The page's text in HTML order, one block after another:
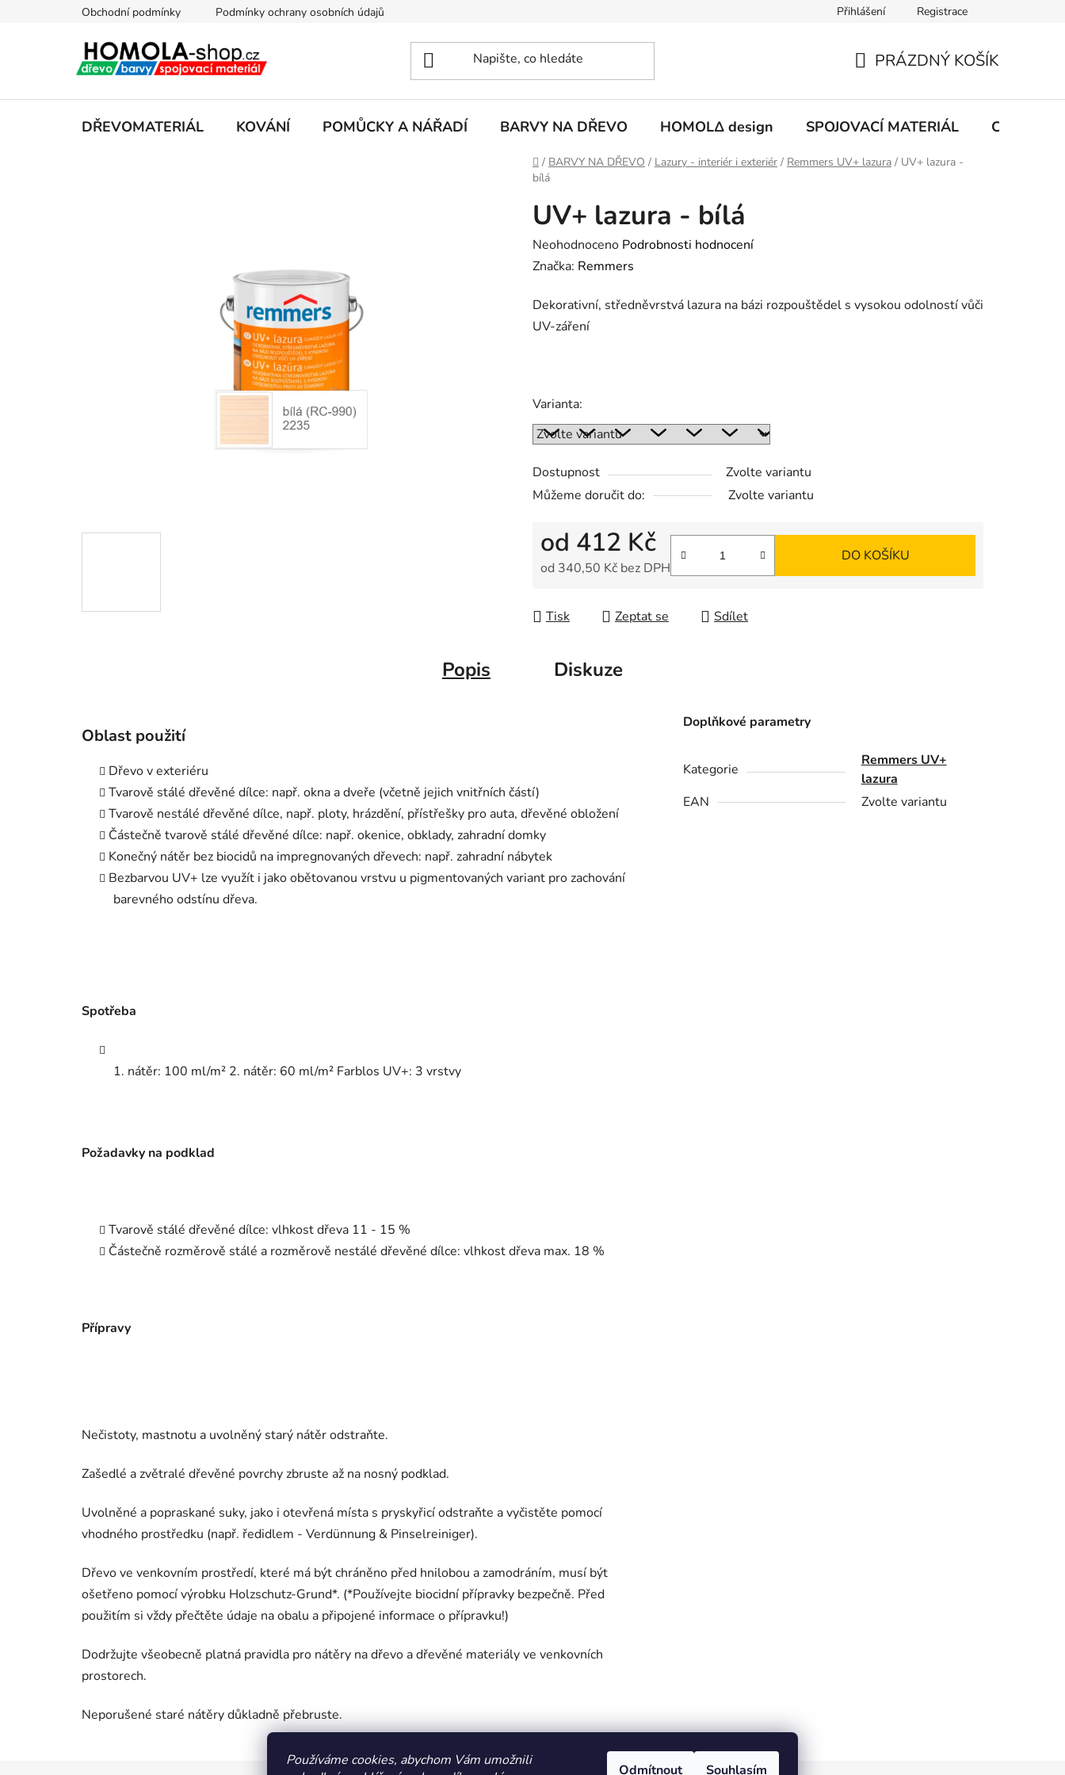
Používáme cookies, abychom Vám umožnili
Odmítnout Souhlasím
Obchodní podmínky Podmínky ochrany osobních údajů Přihlášení Registrace
KOŠÍK
PRÁZDNÝ KOŠÍK
DŘEVOMATERIÁL KOVÁNÍ POMŮCKY A NÁŘADÍ BARVY NA DŘEVO HOMOLΔ design SPOJOVACÍ MATERIÁL CHEMIE
Domů
/ BARVY NA DŘEVO / Lazury - interiér i exteriér / Remmers UV+ lazura / UV+ lazura -
bílá
UV+ lazura - bílá
Průměrné
hodnocení
je
0,0
Neohodnoceno Podrobnosti hodnocení
Značka: Remmers
Dekorativní, středněvrstvá lazura na bázi rozpouštědel s vysokou odolností vůči
UV-záření
Varianta:
Dostupnost
Zvolte variantu
Můžeme doručit do:
Zvolte variantu
od 412 Kč
od 340,50 Kč bez DPH
DO KOŠÍKU
Tisk Zeptat se Sdílet
Popis Diskuze
Oblast použití
Dřevo v exteriéru
Tvarově stálé dřevěné dílce: např. okna a dveře (včetně jejich vnitřních částí)
Tvarově nestálé dřevěné dílce, např. ploty, hrázdění, přístřešky pro auta, dřevěné obložení
Částečně tvarově stálé dřevěné dílce: např. okenice, obklady, zahradní domky
Konečný nátěr bez biocidů na impregnovaných dřevech: např. zahradní nábytek
Bezbarvou UV+ lze využít i jako obětovanou vrstvu u pigmentovaných variant pro zachování
barevného odstínu dřeva.
Spotřeba
1. nátěr: 100 ml/m² 2. nátěr: 60 ml/m² Farblos UV+: 3 vrstvy
Požadavky na podklad
Tvarově stálé dřevěné dílce: vlhkost dřeva 11 - 15 %
Částečně rozměrově stálé a rozměrově nestálé dřevěné dílce: vlhkost dřeva max. 18 %
Přípravy
Nečistoty, mastnotu a uvolněný starý nátěr odstraňte.
Zašedlé a zvětralé dřevěné povrchy zbruste až na nosný podklad.
Uvolněné a popraskané suky, jako i otevřená místa s pryskyřicí odstraňte a vyčistěte pomocí
vhodného prostředku (např. ředidlem - Verdünnung & Pinselreiniger).
Dřevo ve venkovním prostředí, které má být chráněno před hnilobou a zamodráním, musí být
ošetřeno pomocí výrobku Holzschutz-Grund*. (*Používejte biocidní přípravky bezpečně. Před
použitím si vždy přečtěte údaje na obalu a připojené informace o přípravku!)
Dodržujte všeobecně platná pravidla pro nátěry na dřevo a dřevěné materiály ve venkovních
prostorech.
Neporušené staré nátěry důkladně přebruste.
Doplňkové parametry
Kategorie
Remmers UV+
lazura
EAN
Zvolte variantu